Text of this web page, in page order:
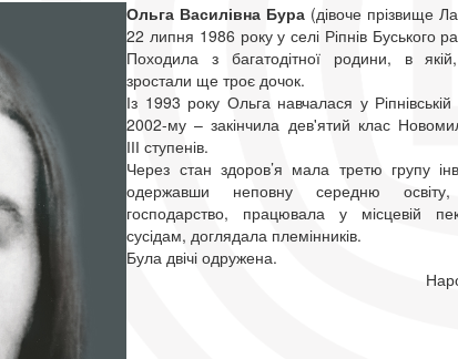
Ольга Василівна Бура (дівоче прізвище
22 липня 1986 року у селі Ріпнів Буського
Походила з багатодітної родини, в
зростали ще троє дочок.
Із 1993 року Ольга навчалася у
2002-му – закінчила дев'ятий клас
ІІІ ступенів.
Через стан здоров’я мала третю групу
одержавши неповну середню
господарство, працювала у місцевій
сусідам, доглядала племінників.
Була двічі одружена.